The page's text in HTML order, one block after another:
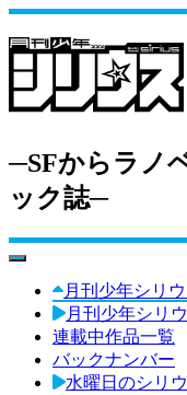
─SFからラノ
ック誌─
toggle navigation
月刊少年シリ
月刊少年シリ
連載中作品一覧
バックナンバー
水曜日のシリ